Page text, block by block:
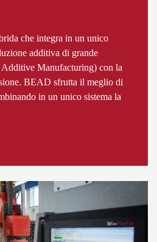
che integra in un unico
additiva di grande
Manufacturing) con la
BEAD sfrutta il meglio di
in un unico sistema la